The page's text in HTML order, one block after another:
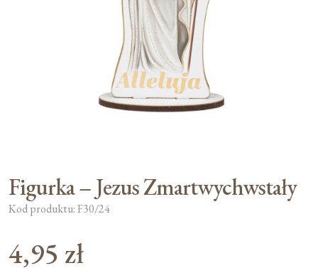
Figurka – Jezus Zmartwychwstały
Kod produktu: F30/24
4,95 zł